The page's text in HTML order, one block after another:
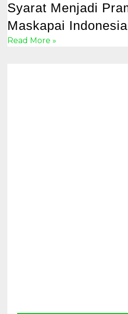
Syarat Menjadi
Maskapai Indonesia
Read More »